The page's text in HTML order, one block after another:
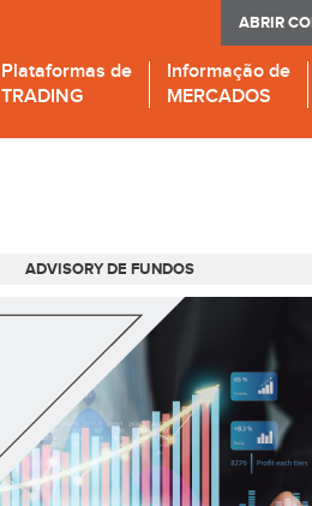
ABRIR
Plataformas de
TRADING
Informação de
MERCADOS
ADVISORY DE FUNDOS